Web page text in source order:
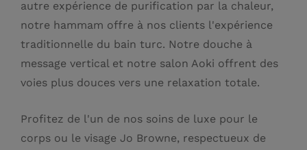
autre expérience de purification par la chaleur,
notre hammam offre à nos clients l'expérience
traditionnelle du bain turc. Notre douche à
message vertical et notre salon Aoki offrent des
voies plus douces vers une relaxation totale.
Profitez de l'un de nos soins de luxe pour le
corps ou le visage Jo Browne, respectueux de